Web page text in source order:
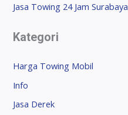
Jasa Towing 24 Jam Surabaya
Kategori
Harga Towing Mobil
Info
Jasa Derek